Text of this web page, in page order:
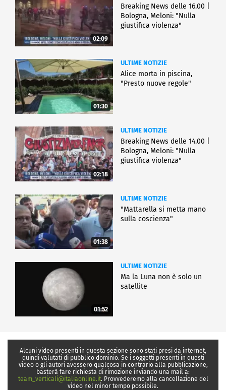
02:09
Breaking News delle 16.00 |
Bologna, Meloni: "Nulla
giustifica violenza"
01:30
ULTIME NOTIZIE
Alice morta in piscina,
"Presto nuove regole"
02:18
ULTIME NOTIZIE
Breaking News delle 14.00 |
Bologna, Meloni: "Nulla
giustifica violenza"
01:38
ULTIME NOTIZIE
"Mattarella si metta mano
sulla coscienza"
01:52
ULTIME NOTIZIE
Ma la Luna non è solo un
satellite
Alcuni video presenti in questa sezione sono stati presi da internet,
quindi valutati di pubblico dominio. Se i soggetti presenti in questi
video o gli autori avessero qualcosa in contrario alla pubblicazione,
basterà fare richiesta di rimozione inviando una mail a:
team_verticali@italiaonline.it. Provvederemo alla cancellazione del
video nel minor tempo possibile.